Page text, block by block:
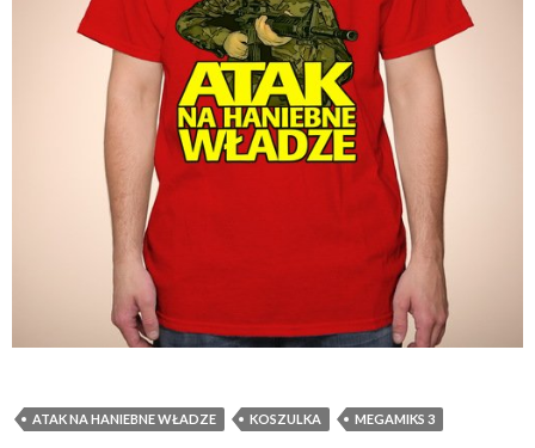
ATAK NA HANIEBNE WŁADZE KOSZULKA MEGAMIKS 3